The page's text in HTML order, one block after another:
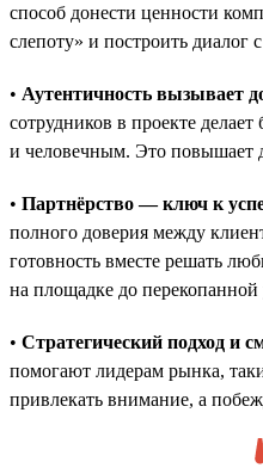
способ донести ценности
слепоту» и построить диалог
• Аутентичность вызывает
сотрудников в проекте
и человечным. Это повышает
• Партнёрство — ключ к
полного доверия между
готовность вместе решать
на площадке до
• Стратегический подход и
помогают лидерам рынка,
привлекать внимание, а